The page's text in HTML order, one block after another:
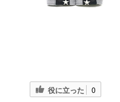
役に立った 0